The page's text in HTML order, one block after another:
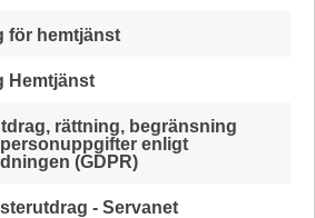
för hemtjänst
Hemtjänst
rättning, begränsning
enligt
(GDPR)
- Servanet